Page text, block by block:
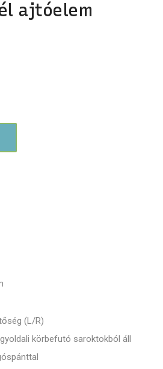
ajtóelem
(L/R)
körbefutó saroktokból áll